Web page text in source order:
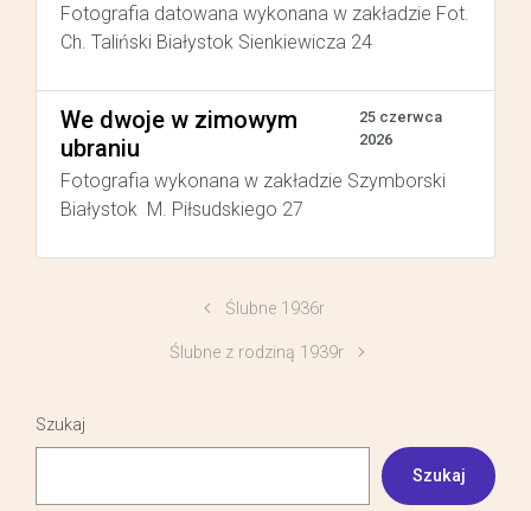
Fotografia datowana wykonana w zakładzie Fot.
Ch. Taliński Białystok Sienkiewicza 24
We dwoje w zimowym
ubraniu
25 czerwca
2026
Fotografia wykonana w zakładzie Szymborski
Białystok M. Piłsudskiego 27
Ślubne 1936r
Ślubne z rodziną 1939r
Szukaj
Szukaj